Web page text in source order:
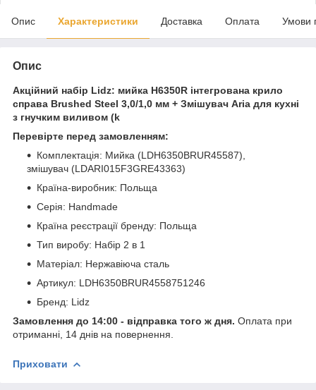
Опис Характеристики Доставка Оплата Умови
Опис
Акційний набір Lidz: мийка H6350R інтегрована крило
справа Brushed Steel 3,0/1,0 мм + Змішувач Aria для кухні
з гнучким виливом (k
Перевірте перед замовленням:
Комплектація: Мийка (LDH6350BRUR45587),
змішувач (LDARI015F3GRE43363)
Країна-виробник: Польща
Серія: Handmade
Країна реєстрації бренду: Польща
Тип виробу: Набір 2 в 1
Матеріал: Нержавіюча сталь
Артикул: LDH6350BRUR4558751246
Бренд: Lidz
Замовлення до 14:00 - відправка того ж дня. Оплата при
отриманні, 14 днів на повернення.
Приховати